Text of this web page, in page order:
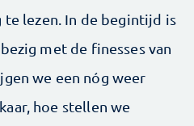
lezen. In de begintijd is
met de finesses van
we een nóg weer
hoe stellen we